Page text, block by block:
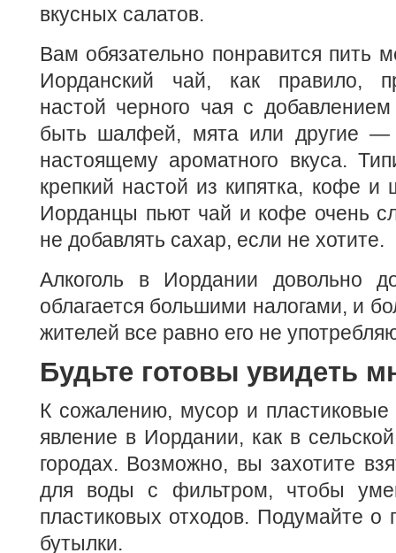
вкусных салатов.
Вам обязательно понравится пить
Иорданский чай, как правило,
настой черного чая с
быть шалфей, мята или другие —
настоящему ароматного вкуса.
крепкий настой из кипятка, кофе и
Иорданцы пьют чай и кофе очень
не добавлять сахар, если не хотите.
Алкоголь в Иордании довольно
облагается большими налогами, и
жителей все равно его не
Будьте готовы увидеть
К сожалению, мусор и
явление в Иордании, как в
городах. Возможно, вы захотите
для воды с фильтром, чтобы
пластиковых отходов. Подумайте о
бутылки.